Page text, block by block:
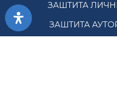
ЗАШТИТА
ЗАШТИТА